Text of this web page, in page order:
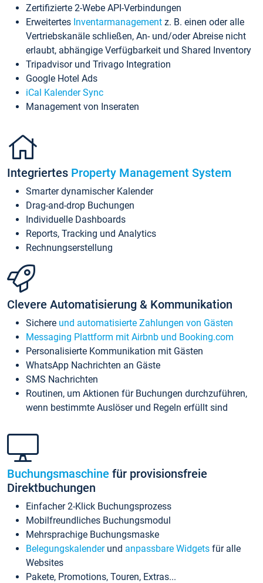
Zertifizierte 2-Webe API-Verbindungen
Erweitertes Inventarmanagement z. B. einen oder alle
Vertriebskanäle schließen, An- und/oder Abreise nicht
erlaubt, abhängige Verfügbarkeit und Shared Inventory
Tripadvisor und Trivago Integration
Google Hotel Ads
iCal Kalender Sync
Management von Inseraten
Integriertes Property Management System
Smarter dynamischer Kalender
Drag-and-drop Buchungen
Individuelle Dashboards
Reports, Tracking und Analytics
Rechnungserstellung
Clevere Automatisierung & Kommunikation
Sichere und automatisierte Zahlungen von Gästen
Messaging Plattform mit Airbnb und Booking.com
Personalisierte Kommunikation mit Gästen
WhatsApp Nachrichten an Gäste
SMS Nachrichten
Routinen, um Aktionen für Buchungen durchzuführen,
wenn bestimmte Auslöser und Regeln erfüllt sind
Buchungsmaschine für provisionsfreie
Direktbuchungen
Einfacher 2-Klick Buchungsprozess
Mobilfreundliches Buchungsmodul
Mehrsprachige Buchungsmaske
Belegungskalenderund anpassbare Widgets für alle
Websites
Pakete, Promotions, Touren, Extras...